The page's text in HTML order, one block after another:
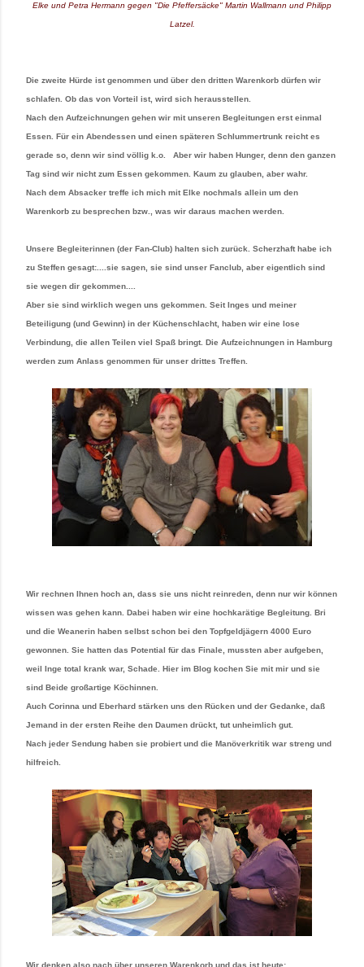
Elke und Petra Hermann gegen "Die Pfeffersäcke" Martin Wallmann und Philipp
Latzel.
Die zweite Hürde ist genommen und über den dritten Warenkorb dürfen wir
schlafen. Ob das von Vorteil ist, wird sich herausstellen.
Nach den Aufzeichnungen gehen wir mit unseren Begleitungen erst einmal
Essen. Für ein Abendessen und einen späteren Schlummertrunk reicht es
gerade so, denn wir sind völlig k.o. Aber wir haben Hunger, denn den ganzen
Tag sind wir nicht zum Essen gekommen. Kaum zu glauben, aber wahr.
Nach dem Absacker treffe ich mich mit Elke nochmals allein um den
Warenkorb zu besprechen bzw., was wir daraus machen werden.
Unsere Begleiterinnen (der Fan-Club) halten sich zurück. Scherzhaft habe ich
zu Steffen gesagt:....sie sagen, sie sind unser Fanclub, aber eigentlich sind
sie wegen dir gekommen....
Aber sie sind wirklich wegen uns gekommen. Seit Inges und meiner
Beteiligung (und Gewinn) in der Küchenschlacht, haben wir eine lose
Verbindung, die allen Teilen viel Spaß bringt. Die Aufzeichnungen in Hamburg
werden zum Anlass genommen für unser drittes Treffen.
Wir rechnen Ihnen hoch an, dass sie uns nicht reinreden, denn nur wir können
wissen was gehen kann. Dabei haben wir eine hochkarätige Begleitung. Bri
und die Weanerin haben selbst schon bei den Topfgeldjägern 4000 Euro
gewonnen. Sie hatten das Potential für das Finale, mussten aber aufgeben,
weil Inge total krank war, Schade. Hier im Blog kochen Sie mit mir und sie
sind Beide großartige Köchinnen.
Auch Corinna und Eberhard stärken uns den Rücken und der Gedanke, daß
Jemand in der ersten Reihe den Daumen drückt, tut unheimlich gut.
Nach jeder Sendung haben sie probiert und die Manöverkritik war streng und
hilfreich.
Wir denken also nach über unseren Warenkorb und das ist heute: